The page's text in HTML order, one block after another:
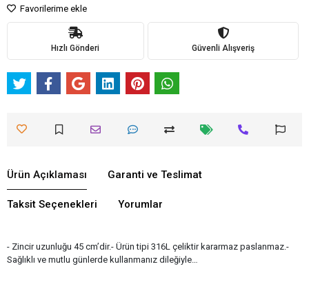
Favorilerime ekle
Hızlı Gönderi Güvenli Alışveriş
Ürün Açıklaması Garanti ve Teslimat
Taksit Seçenekleri Yorumlar
- Zincir uzunluğu 45 cm’dir.- Ürün tipi 316L çeliktir kararmaz paslanmaz.-
Sağlıklı ve mutlu günlerde kullanmanız dileğiyle…